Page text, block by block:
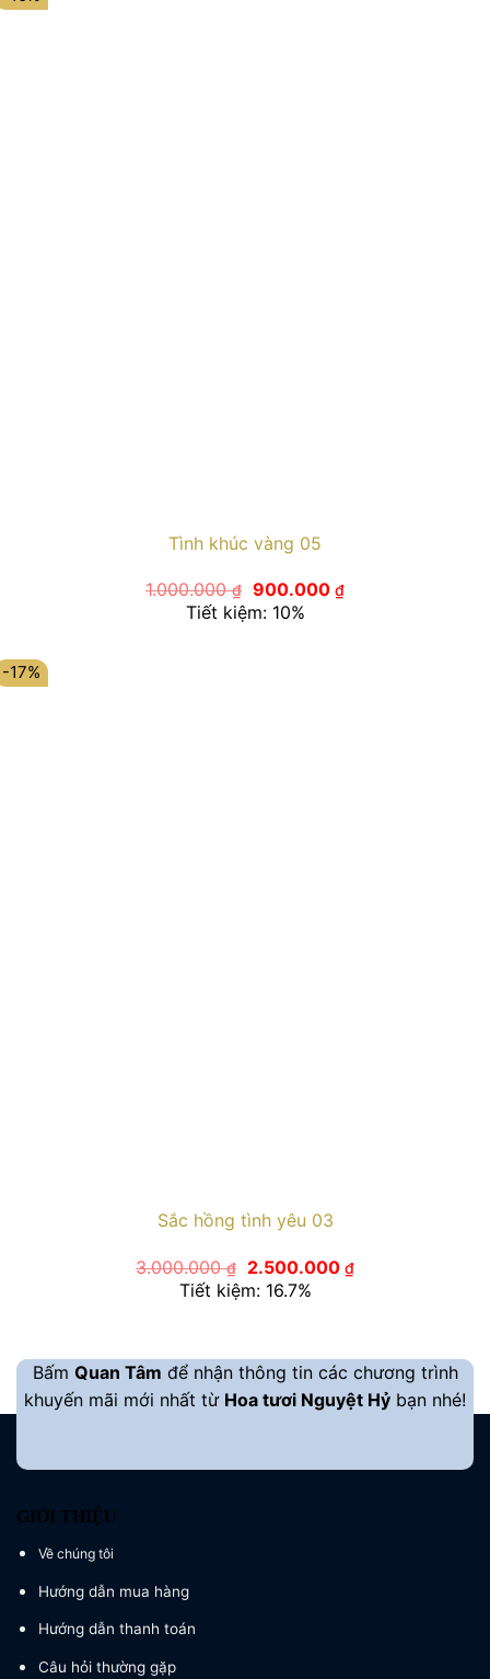
Tình khúc vàng 05
1.000.000₫ Giá
gốc
là:
900.000 ₫Giá
hiện
Tiết kiệm: 10%
-17%
Sắc hồng tình yêu 03
3.000.000₫
Giá
gốc
là:
2.500.000 ₫Giá
hiện
Tiết kiệm: 16.7%
Bấm Quan Tâm để nhận thông tin các chương trình
khuyến mãi mới nhất từ Hoa tươi Nguyệt Hỷ bạn nhé!
GIỚI THIỆU
Về chúng tôi
Hướng dẫn mua hàng
Hướng dẫn thanh toán
Câu hỏi thường gặp